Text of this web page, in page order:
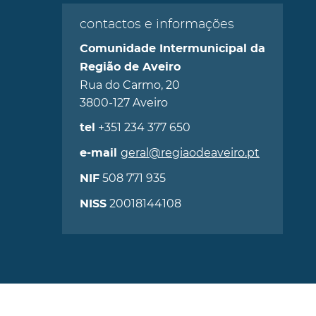
contactos e informações
Comunidade Intermunicipal da
Região de Aveiro
Rua do Carmo, 20
3800-127 Aveiro
tel +351 234 377 650
e-mail geral@regiaodeaveiro.pt
NIF508 771 935
NISS20018144108